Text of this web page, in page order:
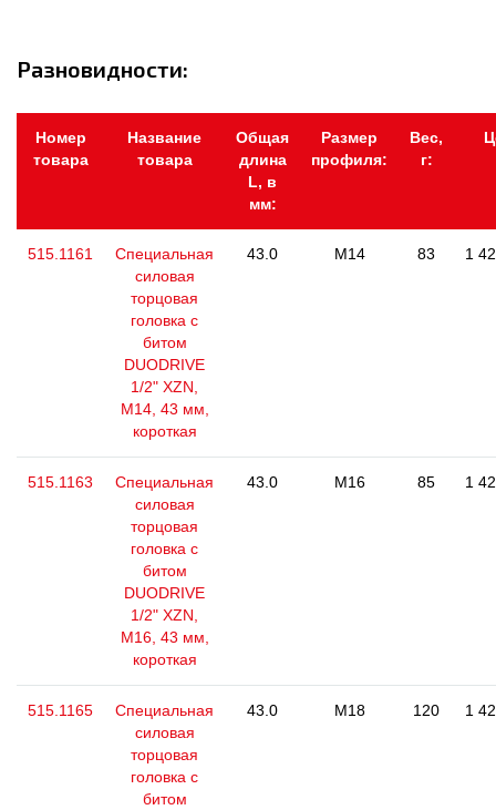
Разновидности:
Номер
товара
Название
товара
Общая
длина
L, в
мм:
Размер
профиля:
Вес,
г:
515.1161
Специальная
силовая
торцовая
головка с
битом
DUODRIVE
1/2" XZN,
М14, 43 мм,
короткая
43.0 M14 83 1
515.1163
Специальная
силовая
торцовая
головка с
битом
DUODRIVE
1/2" XZN,
М16, 43 мм,
короткая
43.0 M16 85 1
515.1165
Специальная
силовая
торцовая
головка с
битом
43.0 M18 120 1